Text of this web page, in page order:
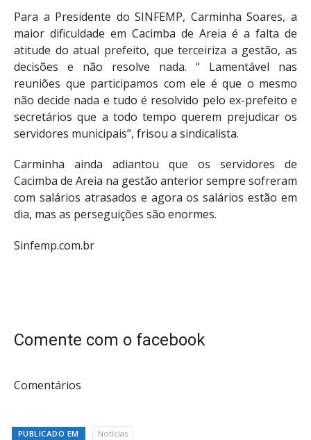
Para a Presidente do SINFEMP, Carminha Soares, a
maior dificuldade em Cacimba de Areia é a falta de
atitude do atual prefeito, que terceiriza a gestão, as
decisões e não resolve nada. “ Lamentável nas
reuniões que participamos com ele é que o mesmo
não decide nada e tudo é resolvido pelo ex-prefeito e
secretários que a todo tempo querem prejudicar os
servidores municipais”, frisou a sindicalista.
Carminha ainda adiantou que os servidores de
Cacimba de Areia na gestão anterior sempre sofreram
com salários atrasados e agora os salários estão em
dia, mas as perseguições são enormes.
Sinfemp.com.br
Comente com o facebook
Comentários
PUBLICADO EM Notícias